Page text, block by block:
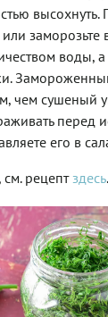
воды,
чем сушеный
перед
его в
рецептздесь.